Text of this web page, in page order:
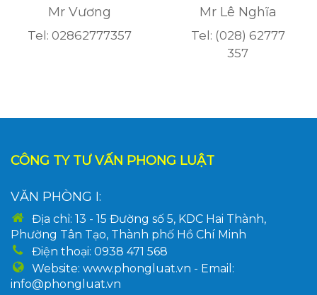
Mr Vương
Tel: 02862777357
Mr Lê Nghĩa
Tel: (028) 62777
357
CÔNG TY TƯ VẤN PHONG LUẬT
VĂN PHÒNG I:
Địa chỉ: 13 - 15 Đường số 5, KDC Hai Thành,
Phường Tân Tạo, Thành phố Hồ Chí Minh
Điện thoại: 0938 471 568
Website: www.phongluat.vn - Email:
info@phongluat.vn